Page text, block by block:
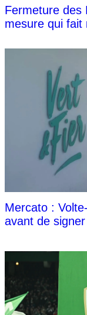
Fermeture des
mesure qui fait
Mercato :
avant de signer